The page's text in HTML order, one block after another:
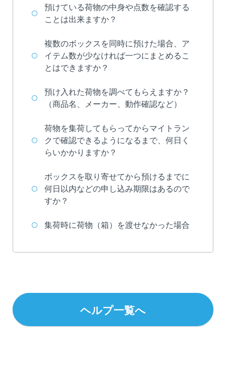
無料会員登録
トップ
ご利用料金
ご利用方法
お問い合わせ
預けている荷物の中身や点数を確認する
ことは出来ますか？
複数のボックスを同時に預けた場合、ア
イテム数が少なければ一つにまとめるこ
とはできますか？
預け入れた荷物を調べてもらえますか？
（商品名、メーカー、動作確認など）
荷物を集荷してもらってからマイトラン
クで確認できるようになるまで、何日く
らいかかりますか？
ボックスを取り寄せてから預けるまでに
何日以内などの申し込み期限はあるので
すか？
集荷時に荷物（箱）を渡せなかった場合
ヘルプ一覧へ